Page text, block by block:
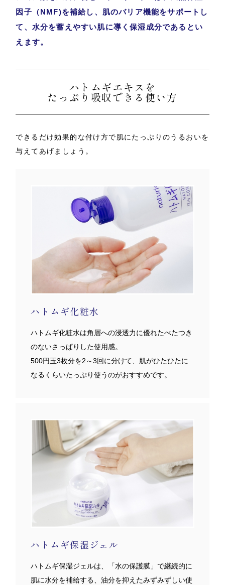
因子（NMF)を補給し、肌のバリア機能をサポートし
て、水分を蓄えやすい肌に導く保湿成分であるとい
えます。
ハトムギエキスを
たっぷり吸収できる使い方
できるだけ効果的な付け方で肌にたっぷりのうるおいを
与えてあげましょう。
ハトムギ化粧水
ハトムギ化粧水は角層への浸透力に優れたべたつき
のないさっぱりした使用感。
500円玉3枚分を2～3回に分けて、肌がひたひたに
なるくらいたっぷり使うのがおすすめです。
ハトムギ保湿ジェル
ハトムギ保湿ジェルは、「水の保護膜」で継続的に
肌に水分を補給する、油分を抑えたみずみずしい使